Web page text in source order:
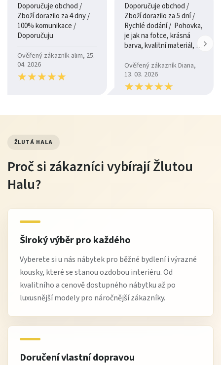
Doporučuje obchod /
Zboží dorazilo za 4 dny /
100% komunikace /
Doporučuju
Ověřený zákazník alim, 25.
04. 2026
★★★★★
★★★★★
Doporučuje obchod /
Zboží dorazilo za 5 dní /
Rychlé dodání / Pohovka,
je jak na fotce, krásná
barva, kvalitní materiál, a
Ověřený zákazník Diana,
13. 03. 2026
★★★★★
★★★★★
ŽLUTÁ HALA
Proč si zákazníci vybírají Žlutou
Halu?
Široký výběr pro každého
Vyberete si u nás nábytek pro běžné bydlení i výrazné
kousky, které se stanou ozdobou interiéru. Od
kvalitního a cenově dostupného nábytku až po
luxusnější modely pro náročnější zákazníky.
Doručení vlastní dopravou